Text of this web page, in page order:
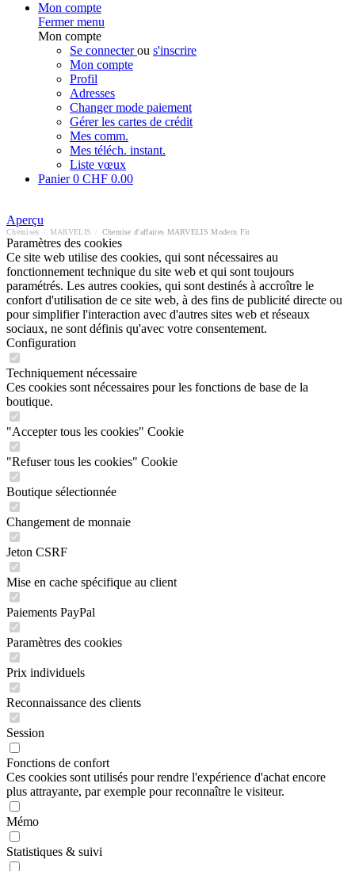
Mon compte
Fermer menu
Mon compte
Se connecterou s'inscrire
Mon compte
Profil
Adresses
Changer mode paiement
Gérer les cartes de crédit
Mes comm.
Mes téléch. instant.
Liste vœux
Panier0 CHF 0.00
Aperçu
Chemises MARVELIS Chemise d'affaires MARVELIS Modern Fit
Paramètres des cookies
Ce site web utilise des cookies, qui sont nécessaires au
fonctionnement technique du site web et qui sont toujours
paramétrés. Les autres cookies, qui sont destinés à accroître le
confort d'utilisation de ce site web, à des fins de publicité directe ou
pour simplifier l'interaction avec d'autres sites web et réseaux
sociaux, ne sont définis qu'avec votre consentement.
Configuration
Techniquement nécessaire
Ces cookies sont nécessaires pour les fonctions de base de la
boutique.
"Accepter tous les cookies" Cookie
"Refuser tous les cookies" Cookie
Boutique sélectionnée
Changement de monnaie
Jeton CSRF
Mise en cache spécifique au client
Paiements PayPal
Paramètres des cookies
Prix individuels
Reconnaissance des clients
Session
Fonctions de confort
Ces cookies sont utilisés pour rendre l'expérience d'achat encore
plus attrayante, par exemple pour reconnaître le visiteur.
Mémo
Statistiques & suivi